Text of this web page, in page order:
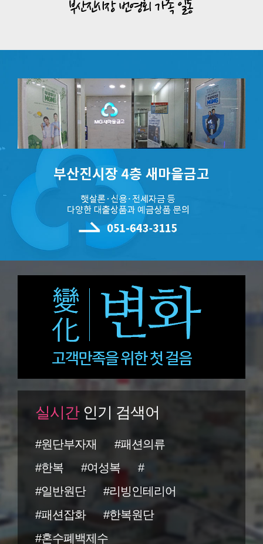
실시간인기 검색어
#원단부자재
#패션의류
#한복
#여성복
#
#일반원단
#리빙인테리어
#패션잡화
#한복원단
#혼수폐백제수